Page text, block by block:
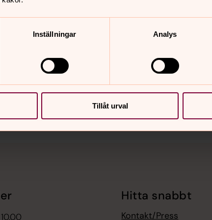
Inställningar Analys
Tillåt urval
Hitta snabbt
Kontakt/Press